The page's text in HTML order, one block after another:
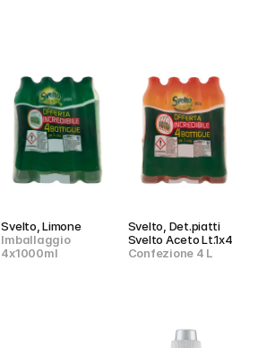
Svelto, Limone
Imballaggio
4x1000ml
Svelto, Det.piatti
Svelto Aceto Lt.1x4
Confezione 4 L